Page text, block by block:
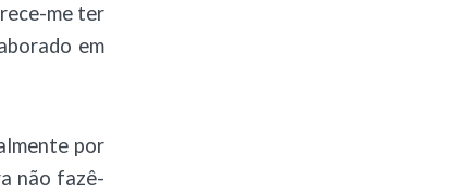
me ter
em
por
não fazê-